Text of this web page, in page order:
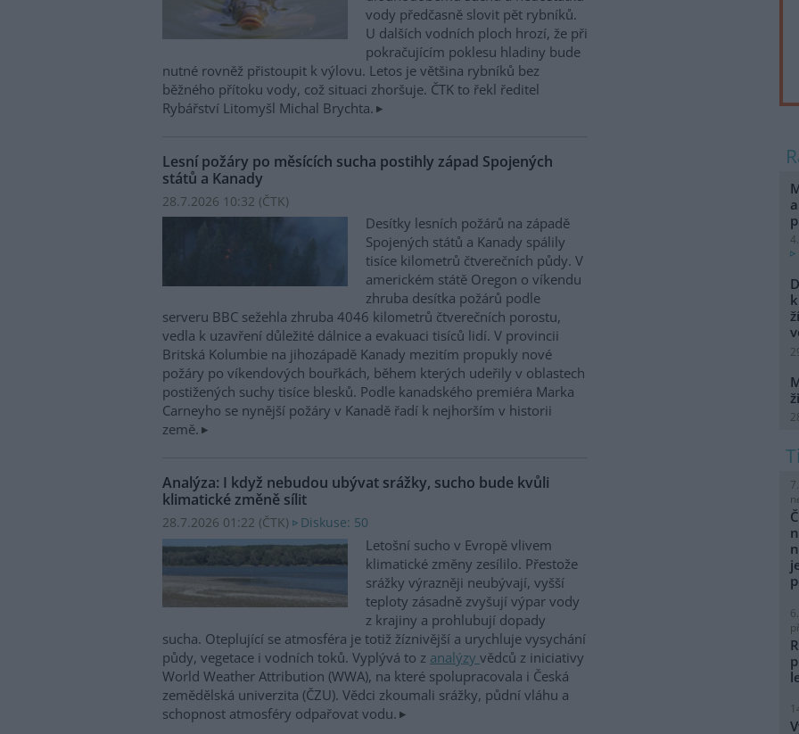
vody předčasně slovit pět rybníků.
U dalších vodních ploch hrozí, že při
pokračujícím poklesu hladiny bude
nutné rovněž přistoupit k výlovu. Letos je většina rybníků bez
běžného přítoku vody, což situaci zhoršuje. ČTK to řekl ředitel
Rybářství Litomyšl Michal Brychta.
Lesní požáry po měsících sucha postihly západ Spojených
států a Kanady
28.7.2026 10:32 (ČTK)
Desítky lesních požárů na západě
Spojených států a Kanady spálily
tisíce kilometrů čtverečních půdy. V
americkém státě Oregon o víkendu
zhruba desítka požárů podle
serveru BBC sežehla zhruba 4046 kilometrů čtverečních porostu,
vedla k uzavření důležité dálnice a evakuaci tisíců lidí. V provincii
Britská Kolumbie na jihozápadě Kanady mezitím propukly nové
požáry po víkendových bouřkách, během kterých udeřily v oblastech
postižených suchy tisíce blesků. Podle kanadského premiéra Marka
Carneyho se nynější požáry v Kanadě řadí k nejhorším v historii
země.
Analýza: I když nebudou ubývat srážky, sucho bude kvůli
klimatické změně sílit
28.7.2026 01:22 (ČTK) Diskuse: 50
Letošní sucho v Evropě vlivem
klimatické změny zesílilo. Přestože
srážky výrazněji neubývají, vyšší
teploty zásadně zvyšují výpar vody
z krajiny a prohlubují dopady
sucha. Oteplující se atmosféra je totiž žíznivější a urychluje vysychání
půdy, vegetace i vodních toků. Vyplývá to z analýzy vědců z iniciativy
World Weather Attribution (WWA), na které spolupracovala i Česká
zemědělská univerzita (ČZU). Vědci zkoumali srážky, půdní vláhu a
schopnost atmosféry odpařovat vodu.